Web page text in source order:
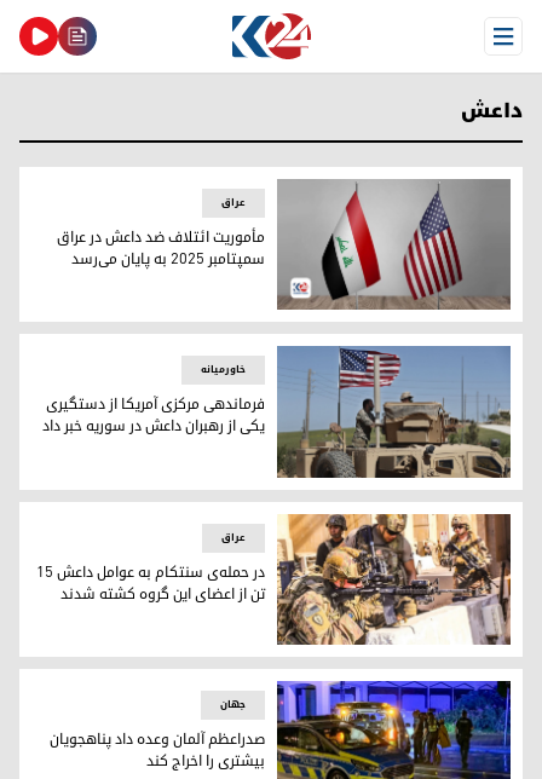
Open Menu
داعش
مأموریت ائتلاف ضد داعش در عراق سمپتامبر ٢٠٢٥ بە پایان می‌رسد
عراق
مأموریت ائتلاف ضد داعش در عراق
سمپتامبر ٢٠٢٥ بە پایان می‌رسد
عکس آرشیوی سربازان آمریکایی در سوریه
خاورمیانه
فرماندهی مرکزی آمریکا از دستگیری
یکی از رهبران داعش در سوریه خبر داد
در حمله‌ی سنتکام به عوامل داعش ۱۵ تن از اعضای این گروه کشته شدند
عراق
در حمله‌ی سنتکام به عوامل داعش ۱۵
تن از اعضای این گروه کشته شدند
جهان
صدراعظم آلمان وعده‌ داد پناهجویان
بیشتری را اخراج کند